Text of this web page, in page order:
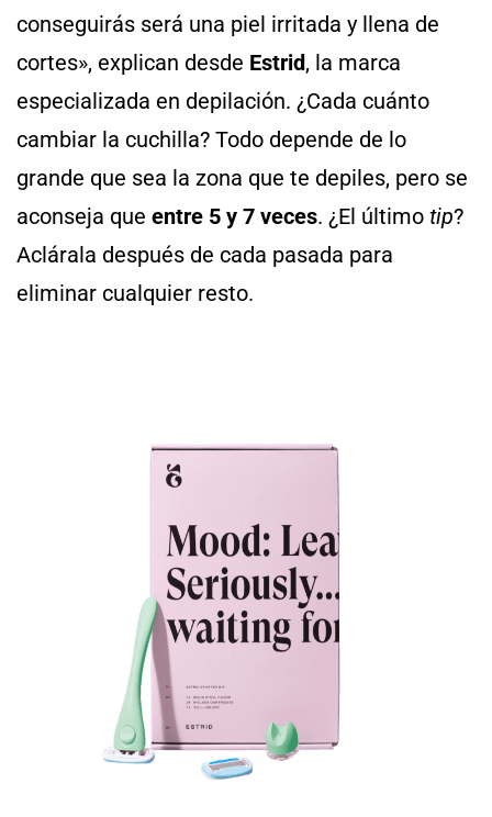
conseguirás será una piel irritada y llena de
cortes», explican desde Estrid, la marca
especializada en depilación. ¿Cada cuánto
cambiar la cuchilla? Todo depende de lo
grande que sea la zona que te depiles, pero se
aconseja que entre 5 y 7 veces. ¿El último tip?
Aclárala después de cada pasada para
eliminar cualquier resto.